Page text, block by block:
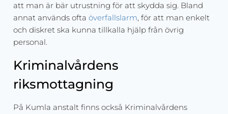
att man är bär utrustning för att skydda sig. Bland
annat används oftaöverfallslarm, för att man enkelt
och diskret ska kunna tillkalla hjälp från övrig
personal.
Kriminalvårdens
riksmottagning
På Kumla anstalt finns också Kriminalvårdens